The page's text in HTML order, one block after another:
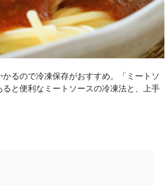
るので冷凍保存がおすすめ。「ミートソ
と便利なミートソースの冷凍法と、上手